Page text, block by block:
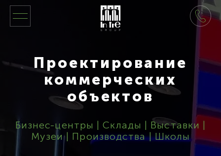
Проектирование
коммерческих
объектов
Бизнес-центры | Склады | Выставки |
Музеи | Производства | Школы